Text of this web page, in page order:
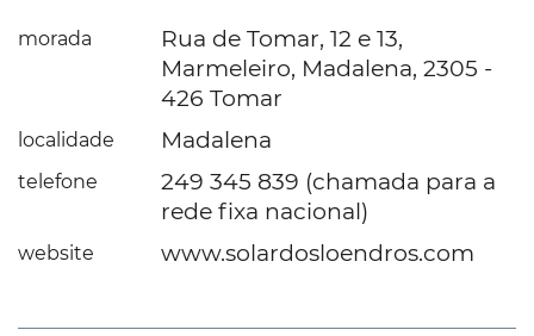
morada
Rua de Tomar, 12 e 13,
Marmeleiro, Madalena, 2305 -
426 Tomar
localidade Madalena
telefone
249 345 839 (chamada para a
rede fixa nacional)
website www.solardosloendros.com